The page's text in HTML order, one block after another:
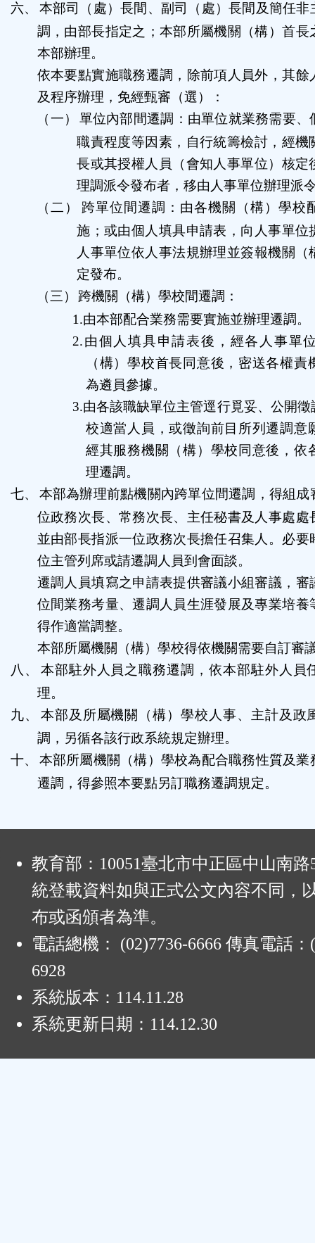
六、
本部司（處）長間、副司（處）長間及簡任非
調，由部長指定之；本部所屬機關（構）首長
本部辦理。
依本要點實施職務遷調，除前項人員外，其餘
及程序辦理，免經甄審（選）：
（一）
單位內部間遷調：由單位就業務需要、
職責程度等因素，自行統籌檢討，經機
長或其授權人員（會知人事單位）核定
理調派令發布者，移由人事單位辦理派
（二）
跨單位間遷調：由各機關（構）學校
施；或由個人填具申請表，向人事單位
人事單位依人事法規辦理並簽報機關（
定發布。
（三）
跨機關（構）學校間遷調：
1.由本部配合業務需要實施並辦理遷調。
2.由個人填具申請表後，經各人事單
（構）學校首長同意後，密送各權責
為遴員參據。
3.由各該職缺單位主管逕行覓妥、公開
校適當人員，或徵詢前目所列遷調意
經其服務機關（構）學校同意後，依
理遷調。
七、
本部為辦理前點機關內跨單位間遷調，得組成
位政務次長、常務次長、主任秘書及人事處處
並由部長指派一位政務次長擔任召集人。必要
位主管列席或請遷調人員到會面談。
遷調人員填寫之申請表提供審議小組審議，審
位間業務考量、遷調人員生涯發展及專業培養
得作適當調整。
本部所屬機關（構）學校得依機關需要自訂審
八、
本部駐外人員之職務遷調，依本部駐外人員
理。
九、
本部及所屬機關（構）學校人事、主計及政
調，另循各該行政系統規定辦理。
十、
本部所屬機關（構）學校為配合職務性質及業
遷調，得參照本要點另訂職務遷調規定。
教育部：10051臺北市中正區中山南
統登載資料如與正式公文內容不同，
布或函頒者為準。
電話總機： (02)7736-6666 傳真電話：
6928
系統版本： 114.11.28
系統更新日期： 114.12.30